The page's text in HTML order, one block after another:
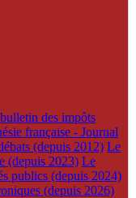
des impôts
française - Journal
(depuis 2012) Le
(depuis 2023) Le
publics (depuis 2024)
(depuis 2026)